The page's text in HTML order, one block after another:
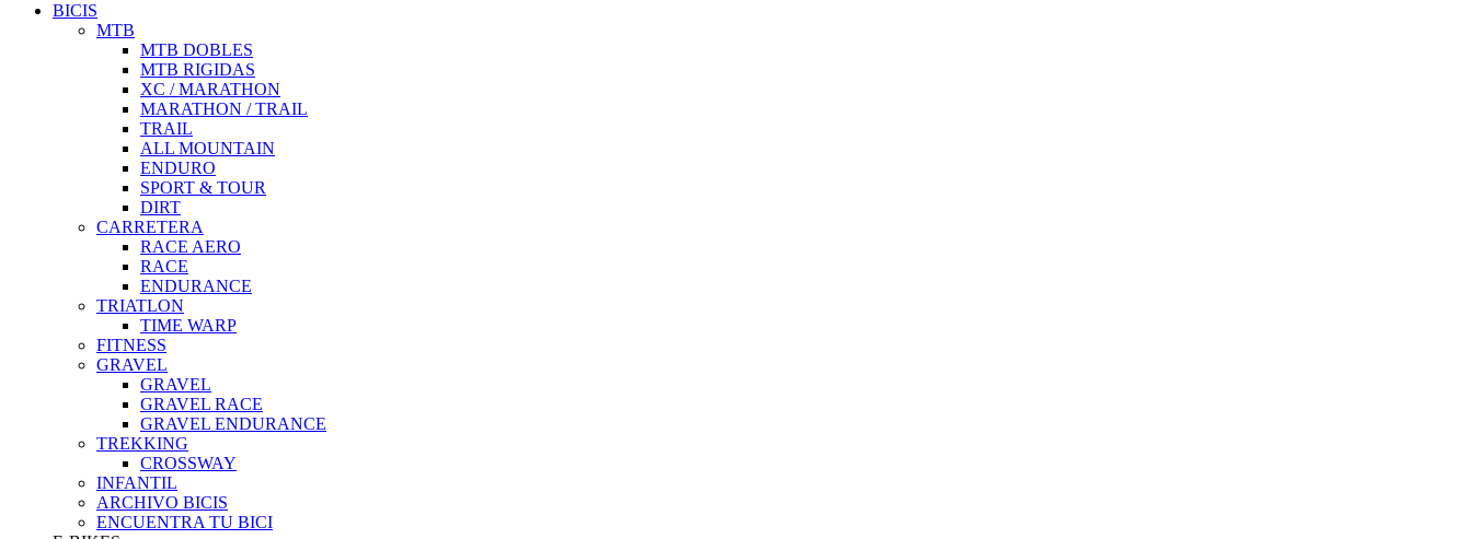
BICIS
MTB
MTB DOBLES
MTB RIGIDAS
XC / MARATHON
MARATHON / TRAIL
TRAIL
ALL MOUNTAIN
ENDURO
SPORT & TOUR
DIRT
CARRETERA
RACE AERO
RACE
ENDURANCE
TRIATLON
TIME WARP
FITNESS
GRAVEL
GRAVEL
GRAVEL RACE
GRAVEL ENDURANCE
TREKKING
CROSSWAY
INFANTIL
ARCHIVO BICIS
ENCUENTRA TU BICI